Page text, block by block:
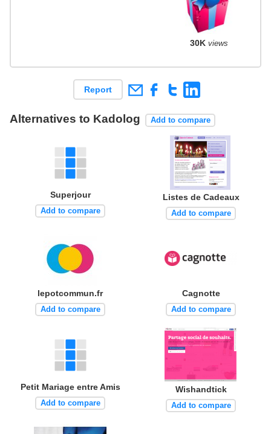
30K views
Report
Alternatives to Kadolog Add to compare
Superjour
Add to compare
Listes de Cadeaux
Add to compare
lepotcommun.fr
Add to compare
Cagnotte
Add to compare
Petit Mariage entre Amis
Add to compare
Wishandtick
Add to compare